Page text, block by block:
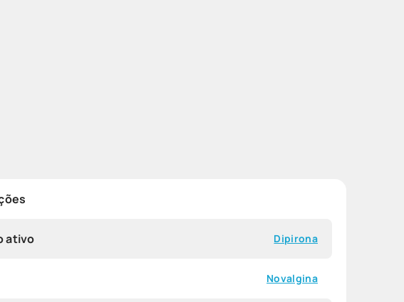
ativo Dipirona
Novalgina